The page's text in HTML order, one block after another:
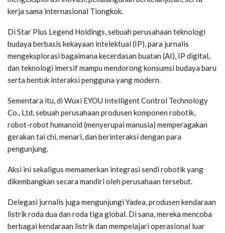
kerja sama internasional Tiongkok.
Di Star Plus Legend Holdings, sebuah perusahaan teknologi
budaya berbasis kekayaan intelektual (IP), para jurnalis
mengeksplorasi bagaimana kecerdasan buatan (AI), IP digital,
dan teknologi imersif mampu mendorong konsumsi budaya baru
serta bentuk interaksi pengguna yang modern.
Sementara itu, di Wuxi EYOU Intelligent Control Technology
Co., Ltd, sebuah perusahaan produsen komponen robotik,
robot-robot humanoid (menyerupai manusia) memperagakan
gerakan tai chi, menari, dan berinteraksi dengan para
pengunjung.
Aksi ini sekaligus memamerkan integrasi sendi robotik yang
dikembangkan secara mandiri oleh perusahaan tersebut.
Delegasi jurnalis juga mengunjungi Yadea, produsen kendaraan
listrik roda dua dan roda tiga global. Di sana, mereka mencoba
berbagai kendaraan listrik dan mempelajari operasional luar